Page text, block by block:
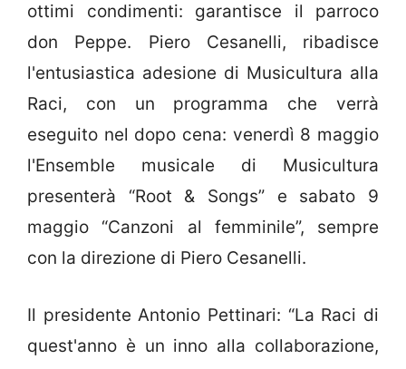
ottimi condimenti: garantisce il parroco
don Peppe. Piero Cesanelli, ribadisce
l'entusiastica adesione di Musicultura alla
Raci, con un programma che verrà
eseguito nel dopo cena: venerdì 8 maggio
l'Ensemble musicale di Musicultura
presenterà “Root & Songs” e sabato 9
maggio “Canzoni al femminile”, sempre
con la direzione di Piero Cesanelli.
Il presidente Antonio Pettinari: “La Raci di
quest'anno è un inno alla collaborazione,